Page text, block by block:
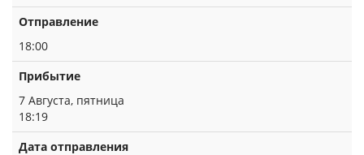
Отправление
18:00
Прибытие
7 Августа, пятница
18:19
Дата отправления